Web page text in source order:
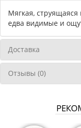
Мягкая, струящаяся
едва видимые и
Доставка
Отзывы (0)